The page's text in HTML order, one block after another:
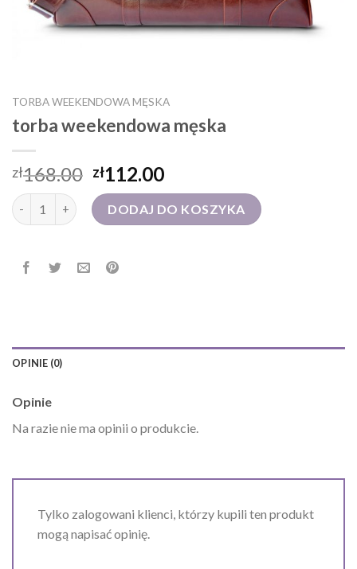
TORBA WEEKENDOWA MĘSKA
torba weekendowa męska
zł168.00 zł112.00
ilość torba weekendowa męskaDODAJ DO KOSZYKA
OPINIE (0)
Opinie
Na razie nie ma opinii o produkcie.
Tylko zalogowani klienci, którzy kupili ten produkt
mogą napisać opinię.